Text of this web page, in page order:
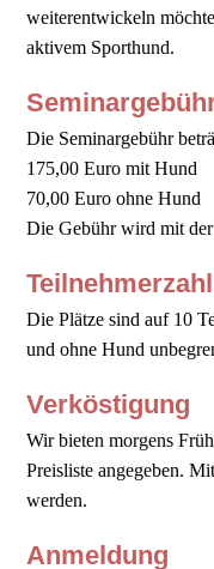
weiterentwickeln
aktivem Sporthund.
Die Seminargebühr
175,00 Euro mit Hund
70,00 Euro ohne Hund
Die Gebühr wird mit
Teilnehmerzahl
Die Plätze sind auf 10
und ohne Hund
Verköstigung
Wir bieten morgens
Preisliste angegeben.
werden.
Anmeldung